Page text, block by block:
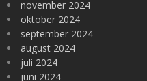
november 2024
oktober 2024
september 2024
august 2024
juli 2024
juni 2024